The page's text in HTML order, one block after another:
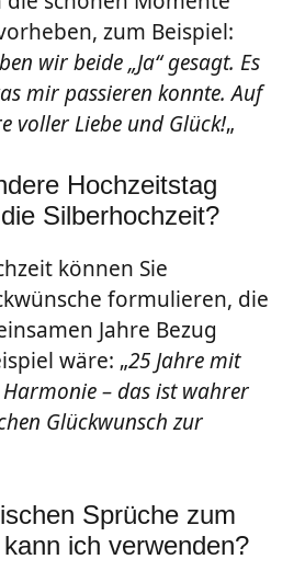
zum Beispiel:
wir beide „Ja“ gesagt. Es
mir passieren konnte. Auf
voller Liebe und Glück!„
Hochzeitstag
Silberhochzeit?
können Sie
formulieren, die
Jahre Bezug
wäre: „25 Jahre mit
– das ist wahrer
Glückwunsch zur
Sprüche zum
ich verwenden?